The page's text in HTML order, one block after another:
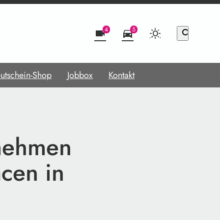
videocam4 directions_car5 search
Shop Jobbox Kontakt
in